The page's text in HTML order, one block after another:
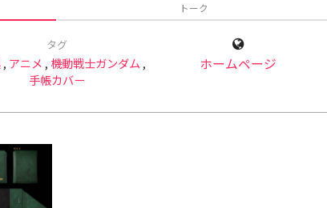
トーク
タグ
, アニメ , 機動戦士ガンダム ,
手帳カバー
ホームページ